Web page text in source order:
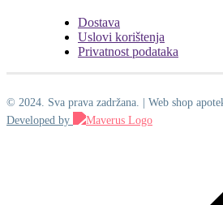
Dostava
Uslovi korištenja
Privatnost podataka
© 2024. Sva prava zadržana. | Web shop
Developed by